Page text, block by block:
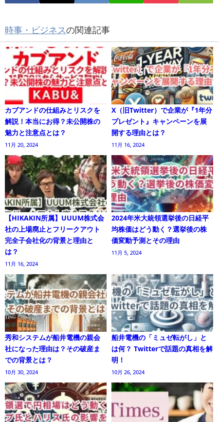
時事・ビジネスの関連記事
カブアンドの仕組みとリスクを
解説！本当にお得？未公開株の
魅力と注意点とは？
11月 20, 2024
X（旧Twitter）で企業が『1年分
プレゼント』キャンペーンを展
開する理由とは？
11月 16, 2024
【HIKAKIN所属】UUUM株式会
社の上場廃止とフリークアウト
完全子会社化の背景と理由と
は？
11月 16, 2024
2024年米大統領選挙後の日経平
均株価はどう動く？選挙後の株
価変動予測とその理由
11月 5, 2024
秀和システムが船井電機の親会
社になった理由は？その破産ま
での背景とは？
10月 30, 2024
船井電機の「ミュゼ転がし」と
は何？ Twitterで話題の真相を解
明！
10月 26, 2024